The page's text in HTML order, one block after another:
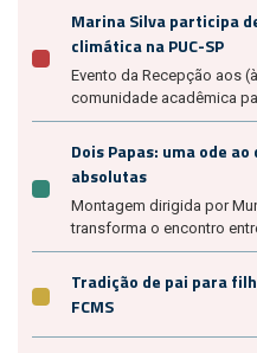
Marina Silva participa
climática na PUC-SP
Evento da Recepção aos
comunidade acadêmica
Dois Papas: uma ode
absolutas
Montagem dirigida por
transforma o encontro
Tradição de pai para
FCMS